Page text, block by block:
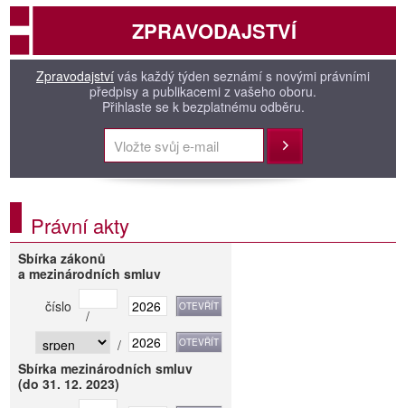
ZPRAVODAJSTVÍ
Zpravodajství vás každý týden seznámí s novými právními
předpisy a publikacemi z vašeho oboru.
Přihlaste se k bezplatnému odběru.
Přihlásit
Právní akty
Sbírka zákonů
a mezinárodních smluv
číslo
/
/
Sbírka mezinárodních smluv
(do 31. 12. 2023)